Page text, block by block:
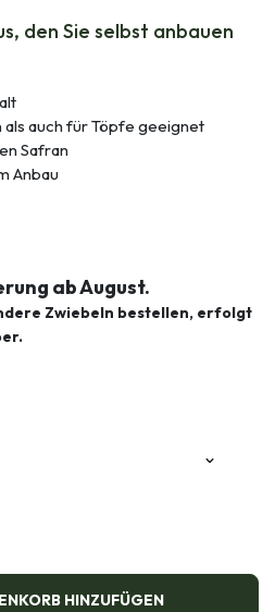
den Sie selbst anbauen
auch für Töpfe geeignet
Safran
Anbau
ab August.
Zwiebeln bestellen, erfolgt
HINZUFÜGEN